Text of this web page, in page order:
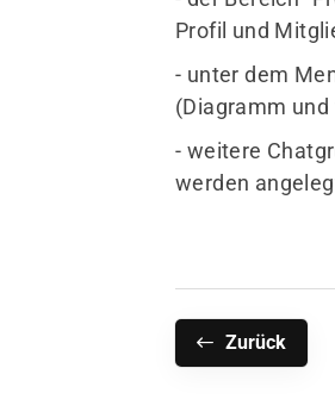
Profil und
- unter dem
(Diagramm
- weitere
werden
Zurück